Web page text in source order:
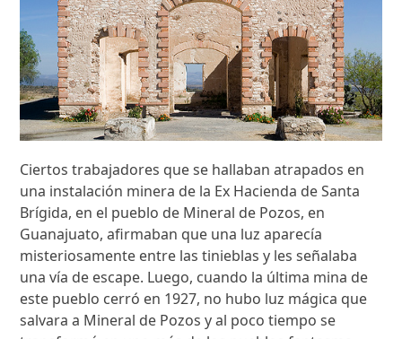
Ciertos trabajadores que se hallaban atrapados en
una instalación minera de la Ex Hacienda de Santa
Brígida, en el pueblo de Mineral de Pozos, en
Guanajuato, afirmaban que una luz aparecía
misteriosamente entre las tinieblas y les señalaba
una vía de escape. Luego, cuando la última mina de
este pueblo cerró en 1927, no hubo luz mágica que
salvara a Mineral de Pozos y al poco tiempo se